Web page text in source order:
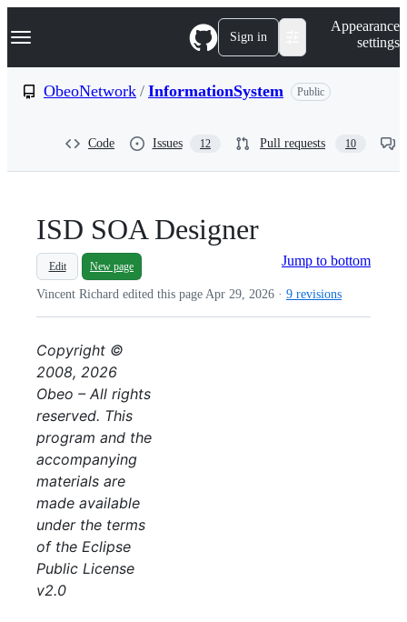
k
p
Navigation Menu Sign in
Appearance
settings
ObeoNetwork / InformationSystem Public
Code Issues 12 Pull requests 10
ISD SOA Designer
Jump to bottom
Edit New page
Vincent Richard edited this page Apr 29, 2026 · 9 revisions
Copyright ©
2008, 2026
Obeo – All rights
reserved. This
program and the
accompanying
materials are
made available
under the terms
of the Eclipse
Public License
v2.0